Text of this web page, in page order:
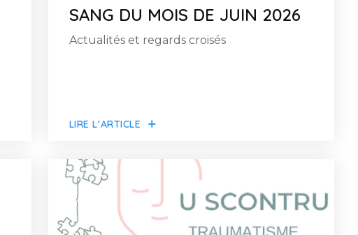
LIRE L'ARTICLE
SANG DU MOIS DE JUIN 2026
Actualités et regards croisés